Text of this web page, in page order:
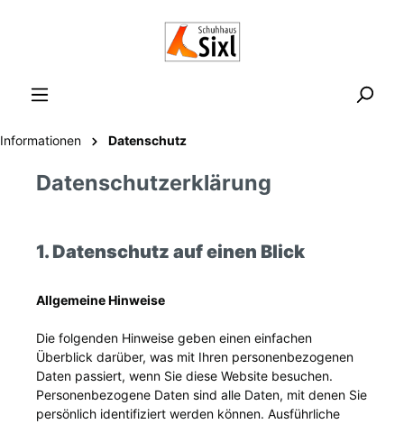
Informationen Datenschutz
Datenschutzerklärung
1. Datenschutz auf einen Blick
Allgemeine Hinweise
Die folgenden Hinweise geben einen einfachen
Überblick darüber, was mit Ihren personenbezogenen
Daten passiert, wenn Sie diese Website besuchen.
Personenbezogene Daten sind alle Daten, mit denen Sie
persönlich identifiziert werden können. Ausführliche